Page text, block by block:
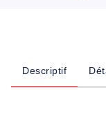
Descriptif